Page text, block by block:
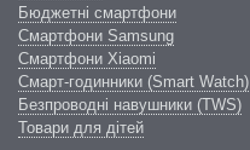
Бюджетні смартфони
Смартфони Samsung
Смартфони Xiaomi
Смарт-годинники (Smart Watch)
Безпроводні навушники (TWS)
Товари для дітей